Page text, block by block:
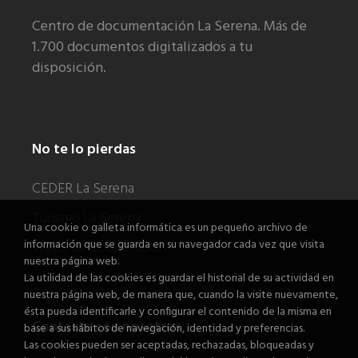
Centro de documentación La Serena. Más de
1.700 documentos digitalizados a tu
disposición.
No te lo pierdas
CEDER La Serena
Turismo La Serena
Webs de Cooperación
Contacta con nosotros
Una cookie o galleta informática es un pequeño archivo de
información que se guarda en su navegador cada vez que visita
nuestra página web.
La utilidad de las cookies es guardar el historial de su actividad en
nuestra página web, de manera que, cuando la visite nuevamente,
ésta pueda identificarle y configurar el contenido de la misma en
base a sus hábitos de navegación, identidad y preferencias.
Las cookies pueden ser aceptadas, rechazadas, bloqueadas y